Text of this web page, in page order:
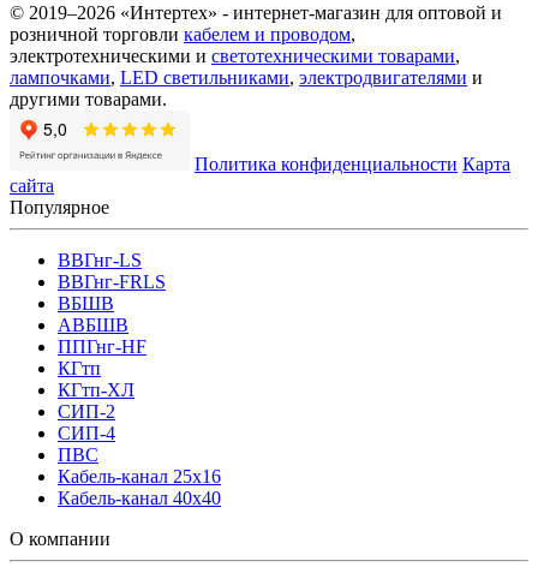
© 2019–2026 «Интертех» - интернет-магазин для оптовой и
розничной торговли кабелем и проводом,
электротехническими и светотехническими товарами,
лампочками, LED светильниками, электродвигателями и
другими товарами.
Политика конфиденциальности Карта
сайта
Популярное
ВВГнг-LS
ВВГнг-FRLS
ВБШВ
АВБШВ
ППГнг-HF
КГтп
КГтп-ХЛ
СИП-2
СИП-4
ПВС
Кабель-канал 25х16
Кабель-канал 40х40
О компании